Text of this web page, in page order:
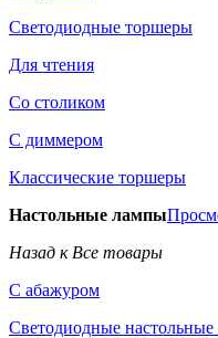
Светодиодные торшеры
Для чтения
Со столиком
С диммером
Классические торшеры
Настольные лампы
Назад к Все товары
С абажуром
Светодиодные